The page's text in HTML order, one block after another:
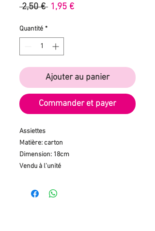
2,50 € Prix
1,95 €Prix
Quantité *
Ajouter au panier
Commander et payer
Assiettes
Matière: carton
Dimension: 18cm
Vendu à l'unité